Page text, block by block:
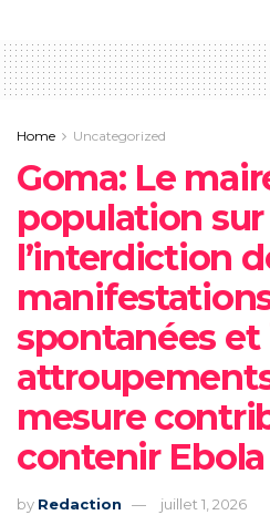
Home Uncategorized
Goma: Le
population sur
l’interdiction
spontanées
mesure
contenir Ebola
by Redaction juillet 1, 2026